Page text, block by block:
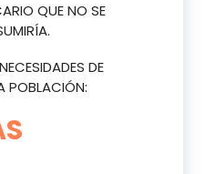
QUE NO SE
DE
POBLACIÓN: